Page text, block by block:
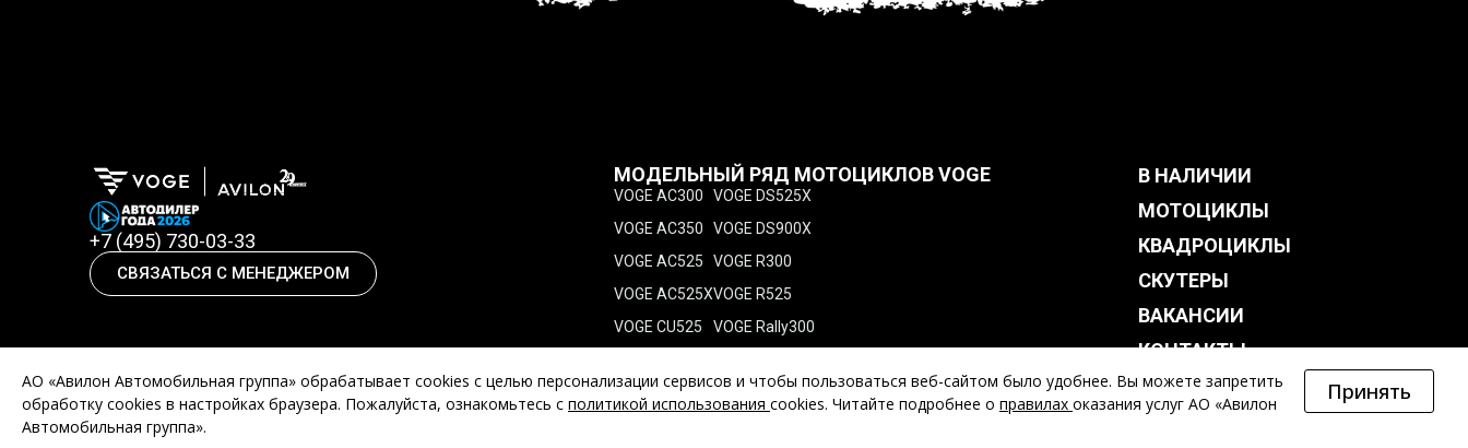
+7 (495) 730-03-33
СВЯЗАТЬСЯ С МЕНЕДЖЕРОМ
МОДЕЛЬНЫЙ РЯД МОТОЦИКЛОВ VOGE
VOGE AC300
VOGE AC350
VOGE AC525
VOGE AC525X
VOGE CU525
VOGE DS300
VOGE DS525X
VOGE DS900X
VOGE R300
VOGE R525
VOGE Rally300
VOGE RR525
В НАЛИЧИИ
МОТОЦИКЛЫ
КВАДРОЦИКЛЫ
СКУТЕРЫ
ВАКАНСИИ
КОНТАКТЫ
© 2019 — 2024. Мотоциклы, квадроциклы и скутеры VOGE
АО «Авилон Автомобильная группа» обрабатывает cookies с целью персонализации сервисов и чтобы пользоваться веб-сайтом было удобнее. Вы можете запретить
обработку сookies в настройках браузера. Пожалуйста, ознакомьтесь с политикой использования cookies. Читайте подробнее о правилах оказания услуг АО «Авилон
Автомобильная группа».
Принять